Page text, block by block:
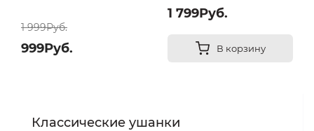
1 999Руб.
999Руб.
1 799Руб.
В корзину
Классические ушанки